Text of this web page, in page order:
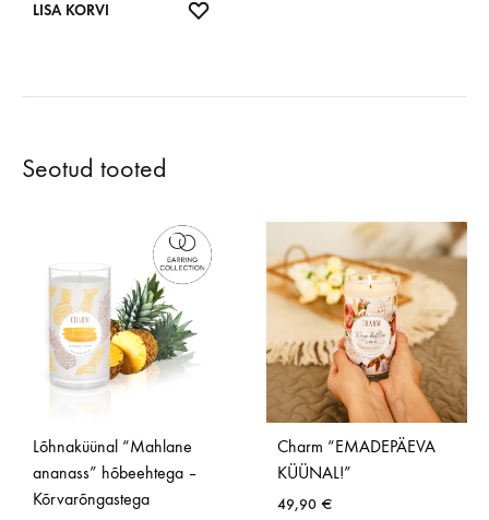
LISA KORVI
Seotud tooted
Lõhnaküünal “Mahlane
ananass” hõbeehtega –
Kõrvarõngastega
Charm “EMADEPÄEVA
KÜÜNAL!”
49,90 €